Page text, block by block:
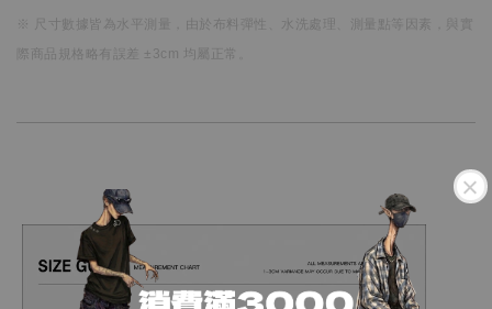
※ 尺寸數據皆為水平測量， 由於布料彈性、水洗處理、測量點等因素，
際商品規格略有誤差 ±3cm 均屬正常。